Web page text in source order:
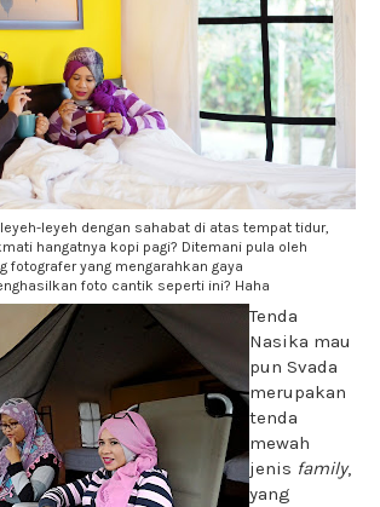
leyeh dengan sahabat di atas tempat tidur,
hangatnya kopi pagi? Ditemani pula oleh
fotografer yang mengarahkan gaya
foto cantik seperti ini? Haha
Tenda
Nasika mau
pun Svada
merupakan
tenda
mewah
jenis family,
yang